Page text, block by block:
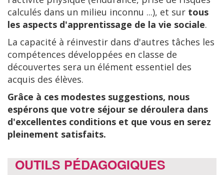
calculés dans un milieu inconnu ...), et sur tous
les aspects d'apprentissage de la vie sociale.
La capacité à réinvestir dans d'autres tâches les
compétences développées en classe de
découvertes sera un élément essentiel des
acquis des élèves.
Grâce à ces modestes suggestions, nous
espérons que votre séjour se déroulera dans
d'excellentes conditions et que vous en serez
pleinement satisfaits.
OUTILS PÉDAGOGIQUES